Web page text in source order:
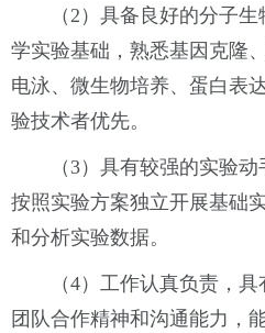
（2）具备良好的分子
学实验基础，熟悉基因克隆
电泳、微生物培养、蛋白表
验技术者优先。
（3）具有较强的实验
按照实验方案独立开展基础
和分析实验数据。
（4）工作认真负责，
团队合作精神和沟通能力，